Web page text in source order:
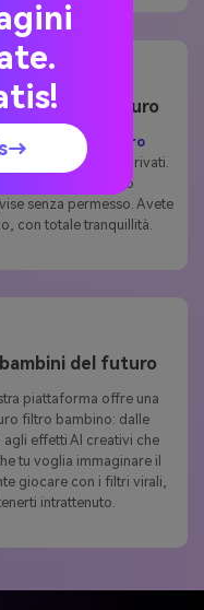
al sicuro
nostro
Futuro
tuoi upload sicuri e privati.
dopo
senza permesso. Avete
piattaforma offre una
filtro bambino: dalle
effetti AI creativi che
tu voglia immaginare il
giocare con i filtri virali,